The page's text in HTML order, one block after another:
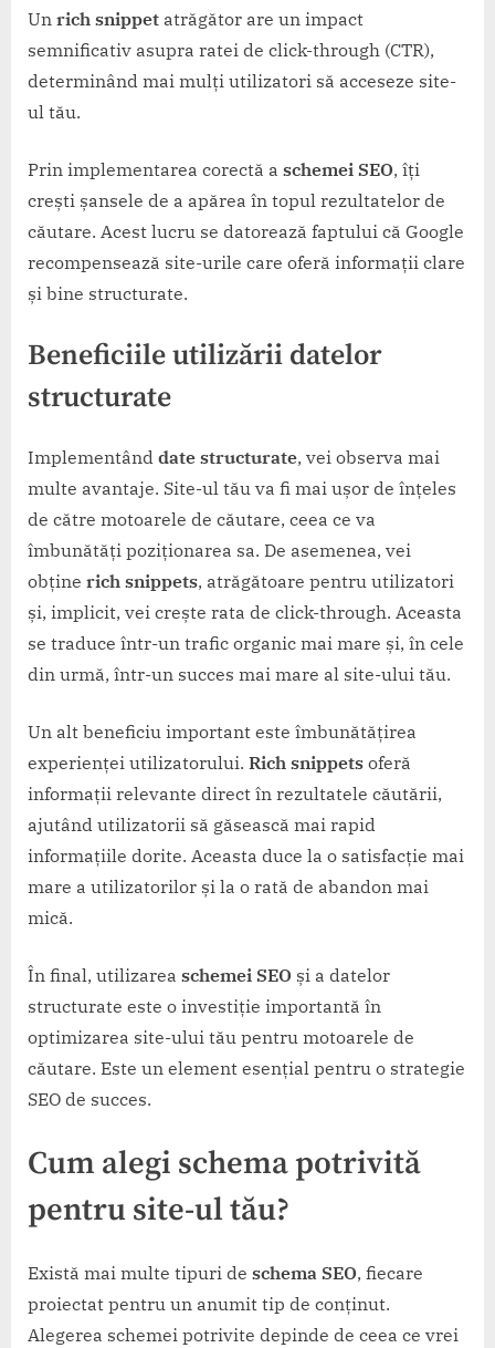
Un rich snippet atrăgător are un impact
semnificativ asupra ratei de click-through (CTR),
determinând mai mulți utilizatori să acceseze site-
ul tău.
Prin implementarea corectă a schemei SEO, îți
crești șansele de a apărea în topul rezultatelor de
căutare. Acest lucru se datorează faptului că Google
recompensează site-urile care oferă informații clare
și bine structurate.
Beneficiile utilizării datelor
structurate
Implementând date structurate, vei observa mai
multe avantaje. Site-ul tău va fi mai ușor de înțeles
de către motoarele de căutare, ceea ce va
îmbunătăți poziționarea sa. De asemenea, vei
obține rich snippets, atrăgătoare pentru utilizatori
și, implicit, vei crește rata de click-through. Aceasta
se traduce într-un trafic organic mai mare și, în cele
din urmă, într-un succes mai mare al site-ului tău.
Un alt beneficiu important este îmbunătățirea
experienței utilizatorului. Rich snippets oferă
informații relevante direct în rezultatele căutării,
ajutând utilizatorii să găsească mai rapid
informațiile dorite. Aceasta duce la o satisfacție mai
mare a utilizatorilor și la o rată de abandon mai
mică.
În final, utilizarea schemei SEO și a datelor
structurate este o investiție importantă în
optimizarea site-ului tău pentru motoarele de
căutare. Este un element esențial pentru o strategie
SEO de succes.
Cum alegi schema potrivită
pentru site-ul tău?
Există mai multe tipuri de schema SEO, fiecare
proiectat pentru un anumit tip de conținut.
Alegerea schemei potrivite depinde de ceea ce vrei